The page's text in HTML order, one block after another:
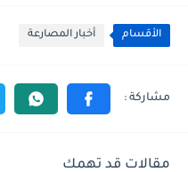
الأقسام أخبار المصارعة
مقالات قد تهمك